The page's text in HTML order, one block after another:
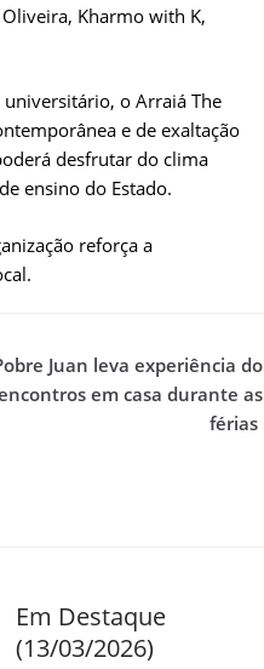
Oliveira, Kharmo with K,
o Arraiá The
e de exaltação
desfrutar do clima
ensino do Estado.
reforça a
Juan leva experiência do
em casa durante as
férias
Em Destaque
(13/03/2026)